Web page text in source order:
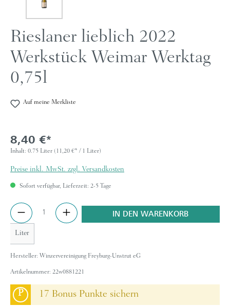
Rieslaner lieblich 2022
Werkstück Weimar Werktag
0,75l
Auf meine Merkliste
8,40 €*
Inhalt: 0.75 Liter (11,20 €* / 1 Liter)
Preise inkl. MwSt. zzgl. Versandkosten
Sofort verfügbar, Lieferzeit: 2-5 Tage
Anzahl
Liter
IN DEN WARENKORB
Hersteller: Winzervereinigung Freyburg-Unstrut eG
Artikelnummer: 22w0881221
P 17 Bonus Punkte sichern